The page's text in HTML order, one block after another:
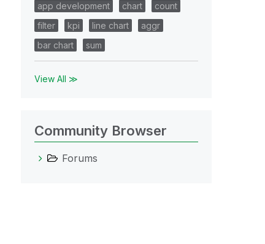
app development
chart
count
filter
kpi line chart
aggr
bar chart
sum
View All ≫
Community Browser
Forums